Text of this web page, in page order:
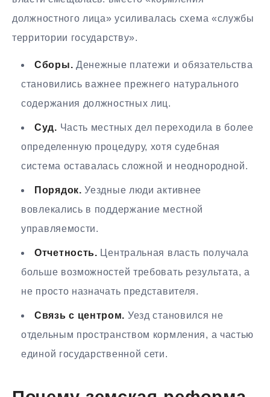
должностного лица» усиливалась схема «службы
территории государству».
Сборы. Денежные платежи и обязательства
становились важнее прежнего натурального
содержания должностных лиц.
Суд. Часть местных дел переходила в более
определенную процедуру, хотя судебная
система оставалась сложной и неоднородной.
Порядок. Уездные люди активнее
вовлекались в поддержание местной
управляемости.
Отчетность. Центральная власть получала
больше возможностей требовать результата, а
не просто назначать представителя.
Связь с центром. Уезд становился не
отдельным пространством кормления, а частью
единой государственной сети.